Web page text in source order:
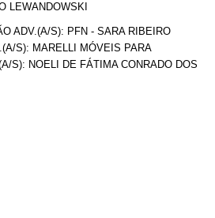
LEWANDOWSKI
ADV.(A/S): PFN - SARA RIBEIRO
S): MARELLI MÓVEIS PARA
S): NOELI DE FÁTIMA CONRADO DOS